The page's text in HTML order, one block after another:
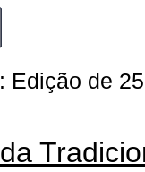
Edição de